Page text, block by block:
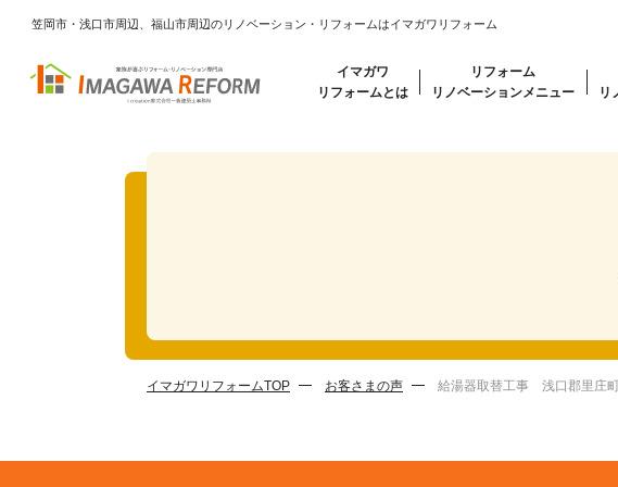
笠岡市・浅口市周辺、福山市周辺のリノベーション・リフォームはイマガワリフォーム
イマガワ
リフォームとは
リフォーム
リノベーションメニュー
リ
イマガワリフォームTOP お客さまの声 給湯器取替工事 浅口郡里庄